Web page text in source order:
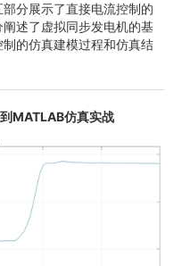
分展示了直接电流控制的
述了虚拟同步发电机的基
的仿真建模过程和仿真结
MATLAB仿真实战